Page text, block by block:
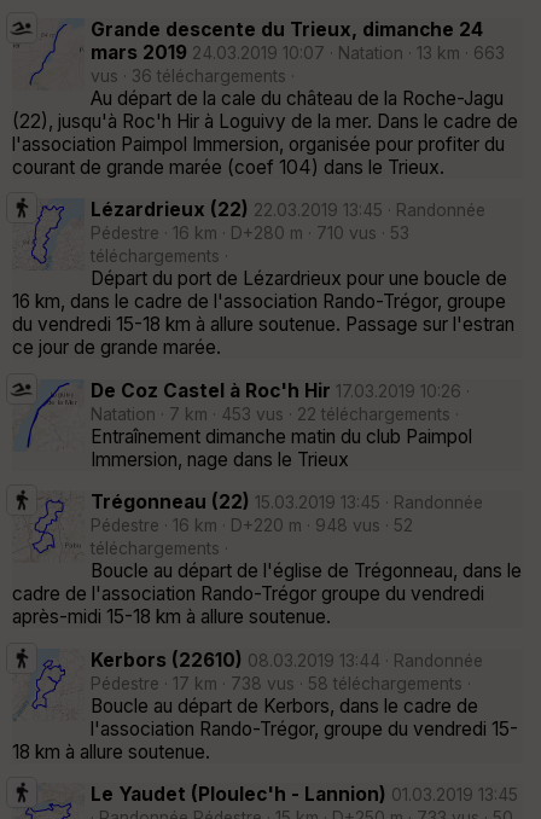
Grande descente du Trieux, dimanche 24
mars 2019 24.03.2019 10:07 · Natation · 13 km · 663
vus · 36 téléchargements ·
Au départ de la cale du château de la Roche-Jagu
(22), jusqu'à Roc'h Hir à Loguivy de la mer. Dans le cadre de
l'association Paimpol Immersion, organisée pour profiter du
courant de grande marée (coef 104) dans le Trieux.
Lézardrieux (22) 22.03.2019 13:45 · Randonnée
Pédestre · 16 km · D+280 m · 710 vus · 53
téléchargements ·
Départ du port de Lézardrieux pour une boucle de
16 km, dans le cadre de l'association Rando-Trégor, groupe
du vendredi 15-18 km à allure soutenue. Passage sur l'estran
ce jour de grande marée.
De Coz Castel à Roc'h Hir 17.03.2019 10:26 ·
Natation · 7 km · 453 vus · 22 téléchargements ·
Entraînement dimanche matin du club Paimpol
Immersion, nage dans le Trieux
Trégonneau (22) 15.03.2019 13:45 · Randonnée
Pédestre · 16 km · D+220 m · 948 vus · 52
téléchargements ·
Boucle au départ de l'église de Trégonneau, dans le
cadre de l'association Rando-Trégor groupe du vendredi
après-midi 15-18 km à allure soutenue.
Kerbors (22610) 08.03.2019 13:44 · Randonnée
Pédestre · 17 km · 738 vus · 58 téléchargements ·
Boucle au départ de Kerbors, dans le cadre de
l'association Rando-Trégor, groupe du vendredi 15-
18 km à allure soutenue.
Le Yaudet (Ploulec'h - Lannion) 01.03.2019 13:45